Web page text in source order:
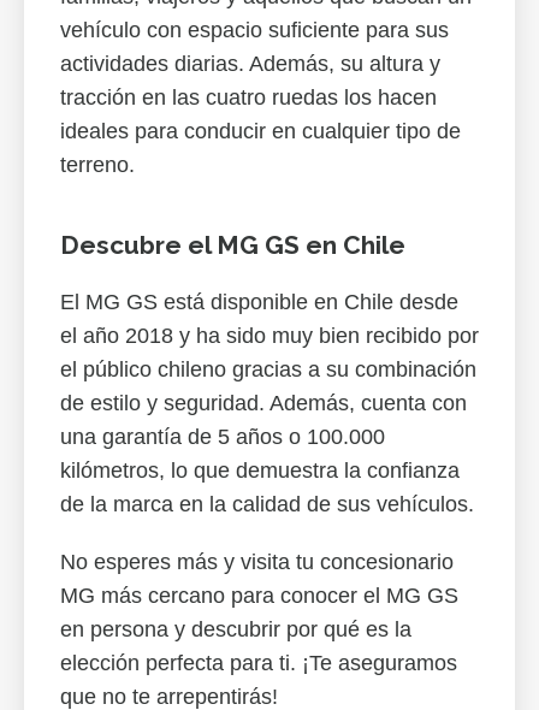
vehículo con espacio suficiente para sus
actividades diarias. Además, su altura y
tracción en las cuatro ruedas los hacen
ideales para conducir en cualquier tipo de
terreno.
Descubre el MG GS en Chile
El MG GS está disponible en Chile desde
el año 2018 y ha sido muy bien recibido por
el público chileno gracias a su combinación
de estilo y seguridad. Además, cuenta con
una garantía de 5 años o 100.000
kilómetros, lo que demuestra la confianza
de la marca en la calidad de sus vehículos.
No esperes más y visita tu concesionario
MG más cercano para conocer el MG GS
en persona y descubrir por qué es la
elección perfecta para ti. ¡Te aseguramos
que no te arrepentirás!